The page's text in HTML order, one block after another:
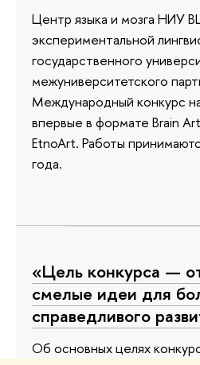
Центр языка и мозга НИУ
экспериментальной
государственного
межуниверситетского
Международный конкурс
впервые в формате Brain
EtnoArt. Работы
года.
«Цель конкурса —
смелые идеи для
справедливого
Об основных целях